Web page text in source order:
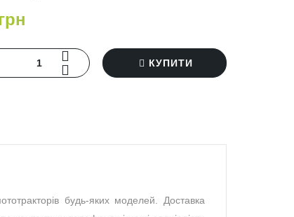
КУПИТИ
будь-яких моделей. Доставка